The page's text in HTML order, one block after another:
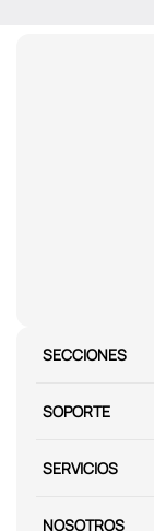
SECCIONES
SOPORTE
SERVICIOS
NOSOTROS